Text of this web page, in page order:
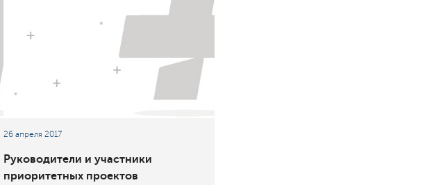
26 апреля 2017
Руководители и участники
приоритетных проектов